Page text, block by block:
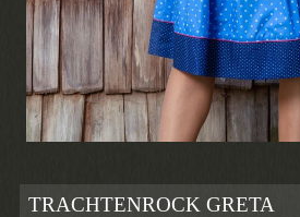
TRACHTENROCK GRETA